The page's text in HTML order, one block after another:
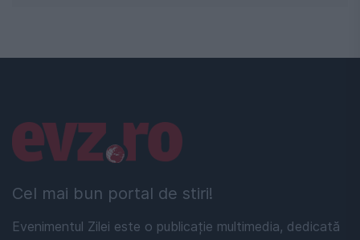
Cel mai bun portal de stiri!
Evenimentul Zilei este o publicație multimedia, dedicată
Linkuri utile